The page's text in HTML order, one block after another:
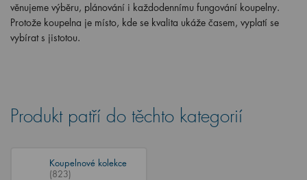
věnujeme výběru, plánování i každodennímu fungování koupelny.
Protože koupelna je místo, kde se kvalita ukáže časem, vyplatí se
vybírat s jistotou.
Produkt patří do těchto kategorií
Koupelnové kolekce
(823)